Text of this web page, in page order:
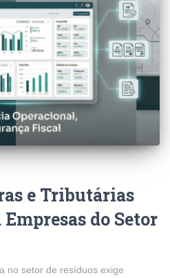
e Tributárias
do Setor
no setor de resíduos exige